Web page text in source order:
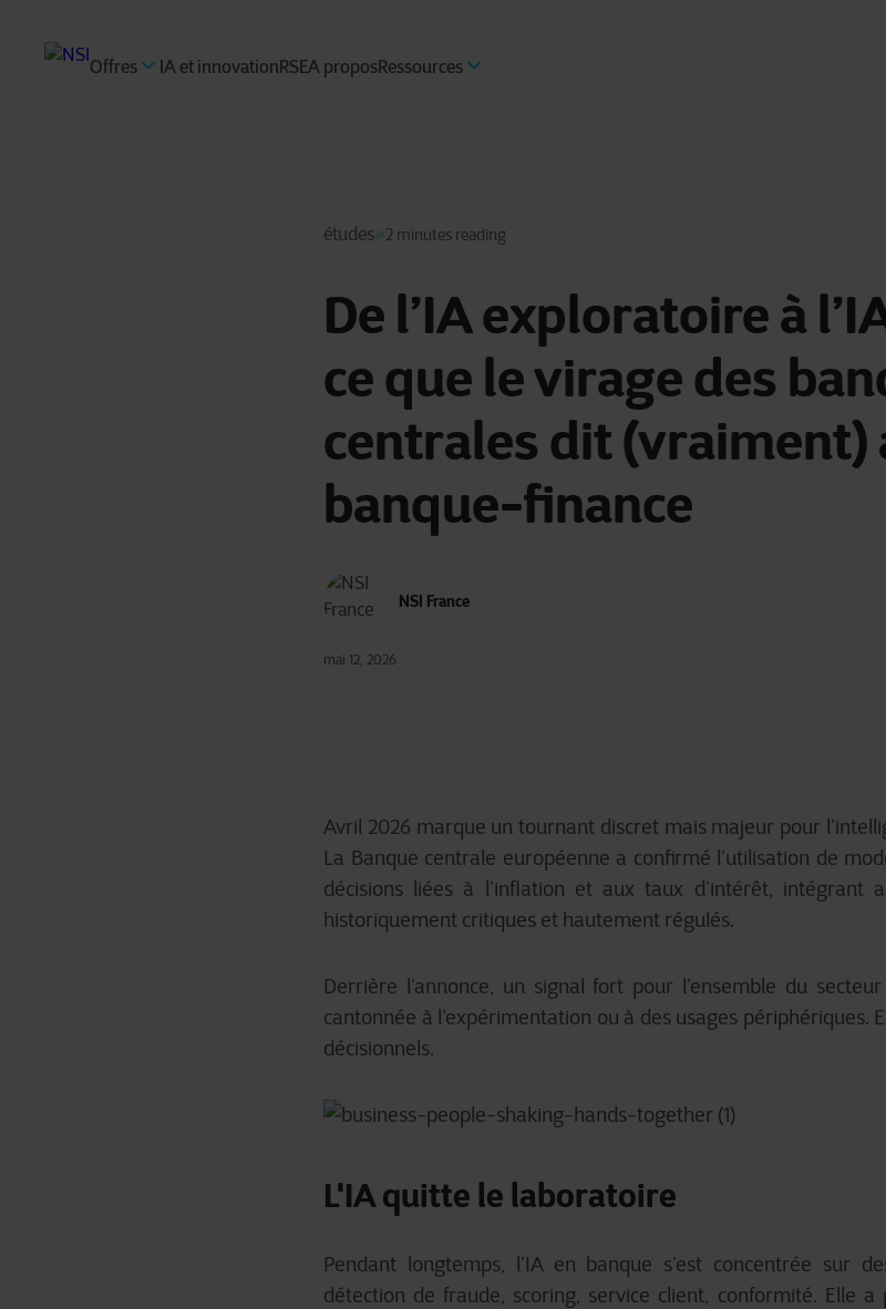
Offres IA et innovationRSEA proposRessources
études 2 minutes reading
De l’IA exploratoire à
ce que le virage des
centrales dit (vraiment)
banque-finance
NSI France
mai 12, 2026
Avril 2026 marque un tournant discret mais majeur pour
La Banque centrale européenne a confirmé l’utilisation de
décisions liées à l’inflation et aux taux d’intérêt, intégrant
historiquement critiques et hautement régulés.
Derrière l’annonce, un signal fort pour l’ensemble du secteur
cantonnée à l’expérimentation ou à des usages périphériques.
décisionnels.
L'IA quitte le laboratoire
Pendant longtemps, l’IA en banque s’est concentrée sur
détection de fraude, scoring, service client, conformité. Elle